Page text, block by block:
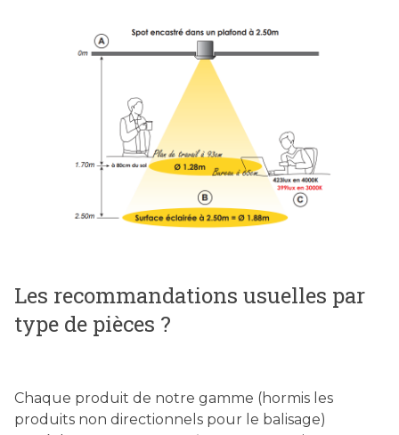
Les recommandations usuelles par
type de pièces ?
Chaque produit de notre gamme (hormis les
produits non directionnels pour le balisage)